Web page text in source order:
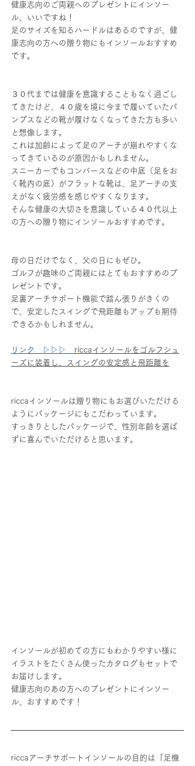
健康志向のご両親へのプレゼントにインソー
ル、いいですね！
足のサイズを知るハードルはあるのですが、健
康志向の方への贈り物にもインソールおすすめ
です。
３０代までは健康を意識することもなく過ごし
てきたけど、４０歳を境に今まで履いていたパ
ンプスなどの靴が履けなくなってきた方も多い
と想像します。
これは加齢によって足のアーチが崩れやすくな
ってきているのが原因かもしれません。
スニーカーでもコンバースなどの中底（足をお
く靴内の底）がフラットな靴は、足アーチの支
えがなく疲労感を感じやすくなります。
そんな健康の大切さを意識している４０代以上
の方への贈り物にインソールおすすめです。
母の日だけでなく、父の日にもぜひ。
ゴルフが趣味のご両親にはとてもおすすめのプ
レゼントです。
足裏アーチサポート機能で踏ん張りがきくの
で、安定したスイングで飛距離もアップも期待
できるかもしれません。
リンク　▷▷▷ riccaインソールをゴルフシュ
ーズに装着し、スイングの安定感と飛距離を
riccaインソールは贈り物にもお選びいただける
ようにパッケージにもこだわっています。
すっきりとしたパッケージで、性別年齢を選ば
ずに喜んでいただけると思います。
インソールが初めての方にもわかりやすい様に
イラストをたくさん使ったカタログもセットで
お届けします。
健康志向のあの方へのプレゼントにインソー
ル、おすすめです！
riccaアーチサポートインソールの目的は「足機